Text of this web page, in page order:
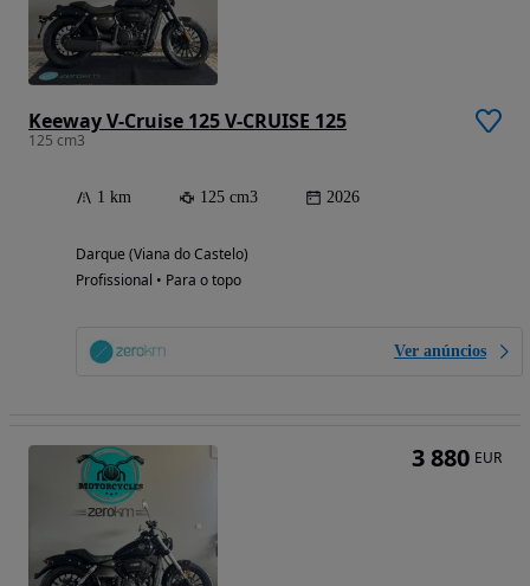
Keeway V-Cruise 125 V-CRUISE 125
125 cm3
1 km 125 cm3 2026
Darque (Viana do Castelo)
Profissional • Para o topo
Ver anúncios
3 880 EUR